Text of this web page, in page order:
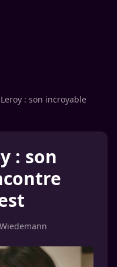
: son incroyable
: son